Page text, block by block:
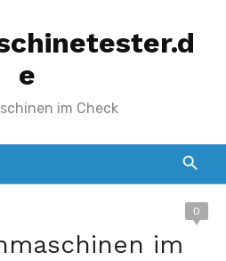
e
im Check
0
im